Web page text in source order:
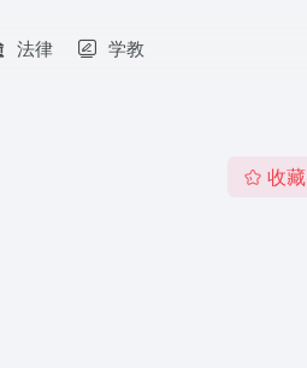
法律 学教
收藏